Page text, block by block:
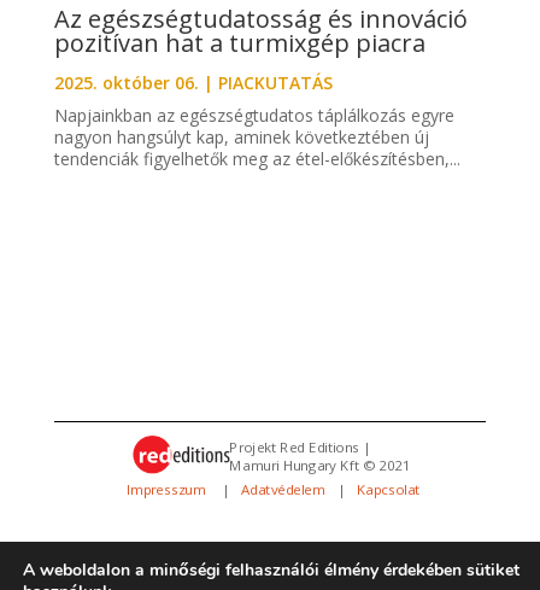
Az egészségtudatosság és innováció
pozitívan hat a turmixgép piacra
2025. október 06. | PIACKUTATÁS
Napjainkban az egészségtudatos táplálkozás egyre
nagyon hangsúlyt kap, aminek következtében új
tendenciák figyelhetők meg az étel-előkészítésben,...
Projekt Red Editions |
Mamuri Hungary Kft © 2021
Impresszum
| Adatvédelem | Kapcsolat
A weboldalon a minőségi felhasználói élmény érdekében sütiket